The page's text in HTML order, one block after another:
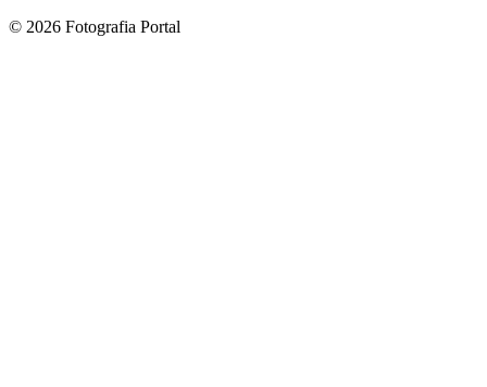
© 2026 Fotografia Portal